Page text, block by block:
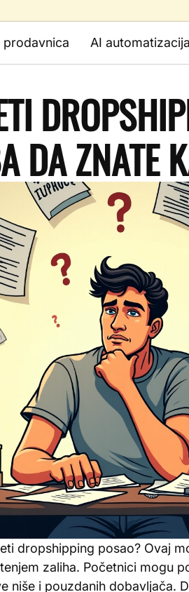
prodavnica AI automatizacija
DA ZNATE
dropshipping posao? Ovaj
zaliha. Početnici mogu
niše i pouzdanih dobavljača.